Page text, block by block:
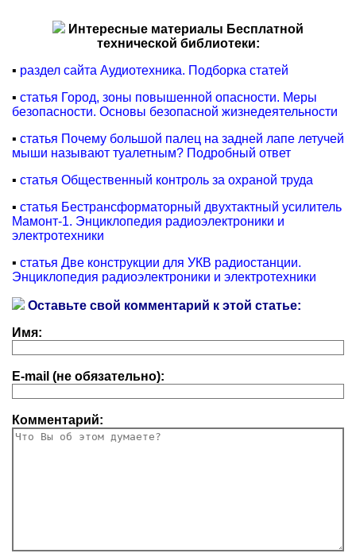
Интересные материалы Бесплатной
технической библиотеки:
▪ раздел сайта Аудиотехника. Подборка статей
▪ статья Город, зоны повышенной опасности. Меры
безопасности. Основы безопасной жизнедеятельности
▪ статья Почему большой палец на задней лапе летучей
мыши называют туалетным? Подробный ответ
▪ статья Общественный контроль за охраной труда
▪ статья Бестрансформаторный двухтактный усилитель
Мамонт-1. Энциклопедия радиоэлектроники и
электротехники
▪ статья Две конструкции для УКВ радиостанции.
Энциклопедия радиоэлектроники и электротехники
Оставьте свой комментарий к этой статье:
Имя:
E-mail (не обязательно):
Комментарий: